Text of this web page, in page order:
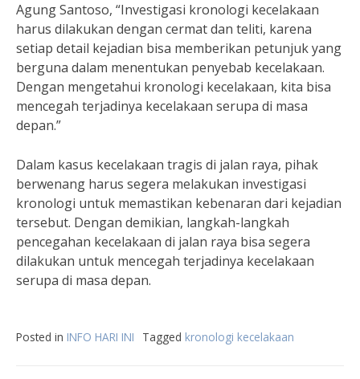
Agung Santoso, “Investigasi kronologi kecelakaan
harus dilakukan dengan cermat dan teliti, karena
setiap detail kejadian bisa memberikan petunjuk yang
berguna dalam menentukan penyebab kecelakaan.
Dengan mengetahui kronologi kecelakaan, kita bisa
mencegah terjadinya kecelakaan serupa di masa
depan.”
Dalam kasus kecelakaan tragis di jalan raya, pihak
berwenang harus segera melakukan investigasi
kronologi untuk memastikan kebenaran dari kejadian
tersebut. Dengan demikian, langkah-langkah
pencegahan kecelakaan di jalan raya bisa segera
dilakukan untuk mencegah terjadinya kecelakaan
serupa di masa depan.
Posted in INFO HARI INI Tagged kronologi kecelakaan